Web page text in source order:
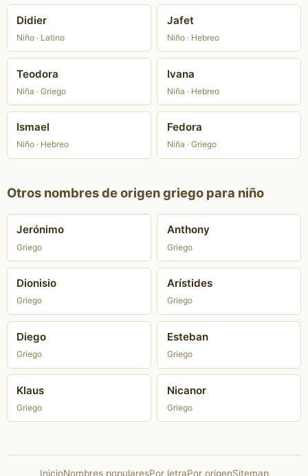
Didier
Niño · Latino
Jafet
Niño · Hebreo
Teodora
Niña · Griego
Ivana
Niña · Hebreo
Ismael
Niño · Hebreo
Fedora
Niña · Griego
Otros nombres de origen griego para niño
Jerónimo
Griego
Anthony
Griego
Dionisio
Griego
Arístides
Griego
Diego
Griego
Esteban
Griego
Klaus
Griego
Nicanor
Griego
InicioNombres popularesPor letraPor origenSitemap